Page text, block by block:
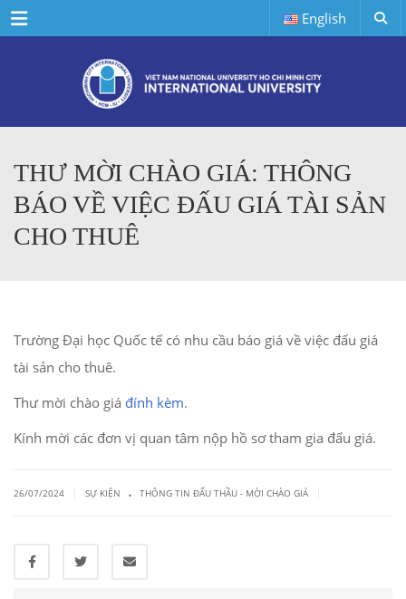
Menu English
THƯ MỜI CHÀO GIÁ: THÔNG
BÁO VỀ VIỆC ĐẤU GIÁ TÀI SẢN
CHO THUÊ
Trường Đại học Quốc tế có nhu cầu báo giá về việc đấu giá
tài sản cho thuê.
Thư mời chào giá đính kèm.
Kính mời các đơn vị quan tâm nộp hồ sơ tham gia đấu giá.
26/07/2024 SỰ KIỆN . THÔNG TIN ĐẤU THẦU - MỜI CHÀO GIÁ